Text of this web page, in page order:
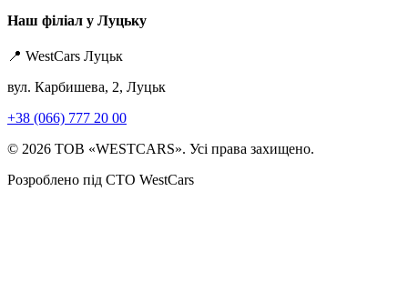
Наш філіал у Луцьку
📍 WestCars Луцьк
вул. Карбишева, 2, Луцьк
+38 (066) 777 20 00
© 2026 ТОВ «WESTCARS». Усі права захищено.
Розроблено під СТО WestCars